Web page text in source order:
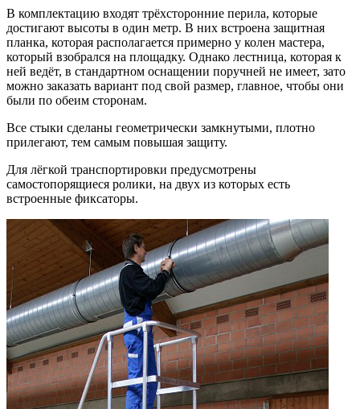
В комплектацию входят трёхсторонние перила, которые
достигают высоты в один метр. В них встроена защитная
планка, которая располагается примерно у колен мастера,
который взобрался на площадку. Однако лестница, которая к
ней ведёт, в стандартном оснащении поручней не имеет, зато
можно заказать вариант под свой размер, главное, чтобы они
были по обеим сторонам.
Все стыки сделаны геометрически замкнутыми, плотно
прилегают, тем самым повышая защиту.
Для лёгкой транспортировки предусмотрены
самостопорящиеся ролики, на двух из которых есть
встроенные фиксаторы.